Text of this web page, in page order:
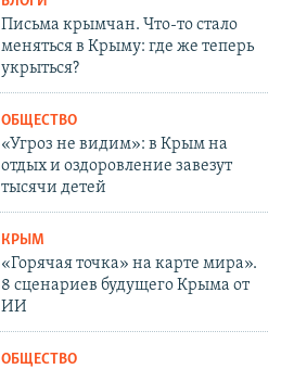
Письма крымчан. Что-то стало
меняться в Крыму: где же теперь
укрыться?
ОБЩЕСТВО
«Угроз не видим»: в Крым на
отдых и оздоровление завезут
тысячи детей
КРЫМ
«Горячая точка» на карте мира».
8 сценариев будущего Крыма от
ИИ
ОБЩЕСТВО